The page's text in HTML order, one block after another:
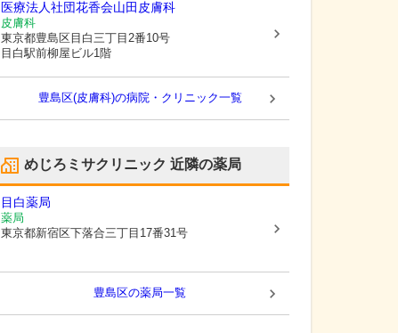
医療法人社団花香会山田皮膚科
皮膚科
東京都豊島区目白三丁目2番10号
目白駅前柳屋ビル1階
豊島区(皮膚科)の病院・クリニック一覧
めじろミサクリニック 近隣の薬局
目白薬局
薬局
東京都新宿区下落合三丁目17番31号
豊島区の薬局一覧